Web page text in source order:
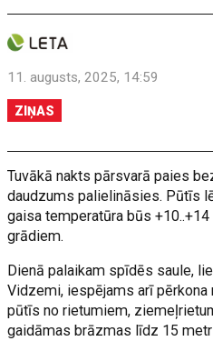
11. augusts, 2025, 14:59
ZIŅAS
Tuvākā nakts pārsvarā paies
daudzums palielināsies. Pūtīs
gaisa temperatūra būs
grādiem.
Dienā palaikam spīdēs saule,
Vidzemi, iespējams arī
pūtīs no rietumiem,
gaidāmas brāzmas līdz 15